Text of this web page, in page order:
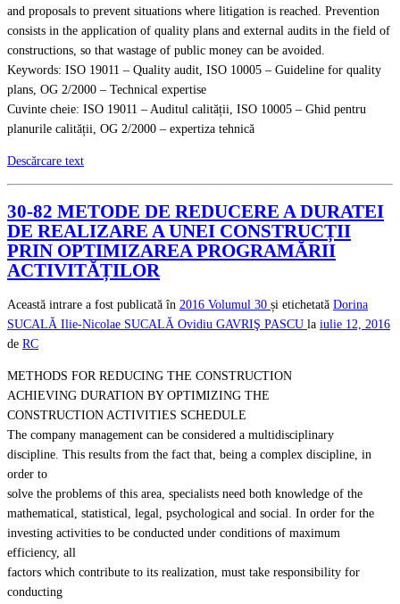
and proposals to prevent situations where litigation is reached. Prevention
consists in the application of quality plans and external audits in the field of
constructions, so that wastage of public money can be avoided.
Keywords: ISO 19011 – Quality audit, ISO 10005 – Guideline for quality
plans, OG 2/2000 – Technical expertise
Cuvinte cheie: ISO 19011 – Auditul calității, ISO 10005 – Ghid pentru
planurile calității, OG 2/2000 – expertiza tehnică
Descărcare text
30-82 METODE DE REDUCERE A DURATEI
DE REALIZARE A UNEI CONSTRUCȚII
PRIN OPTIMIZAREA PROGRAMĂRII
ACTIVITĂȚILOR
Această intrare a fost publicată în 2016 Volumul 30 și etichetată Dorina
SUCALĂ Ilie-Nicolae SUCALĂ Ovidiu GAVRIŞ PASCU la iulie 12, 2016
de RC
METHODS FOR REDUCING THE CONSTRUCTION
ACHIEVING DURATION BY OPTIMIZING THE
CONSTRUCTION ACTIVITIES SCHEDULE
The company management can be considered a multidisciplinary
discipline. This results from the fact that, being a complex discipline, in
order to
solve the problems of this area, specialists need both knowledge of the
mathematical, statistical, legal, psychological and social. In order for the
investing activities to be conducted under conditions of maximum
efficiency, all
factors which contribute to its realization, must take responsibility for
conducting